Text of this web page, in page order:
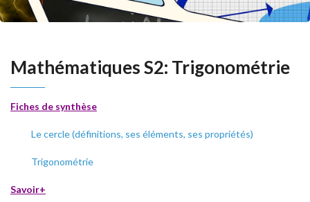
Mathématiques S2: Trigonométrie
Fiches de synthèse
Le cercle (définitions, ses éléments, ses propriétés)
Trigonométrie
Savoir+